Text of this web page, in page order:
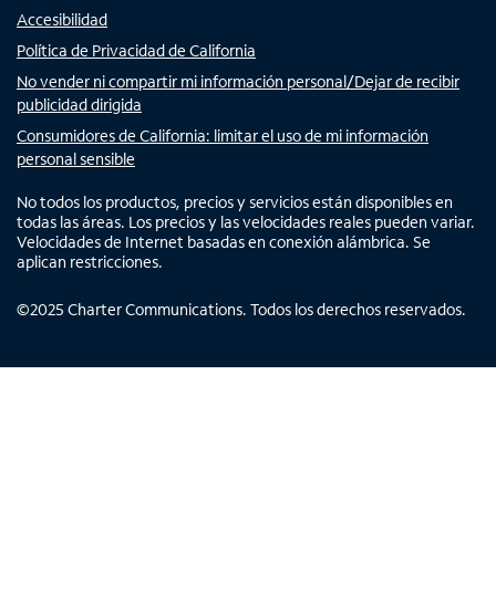
Accesibilidad
Política de Privacidad de California
No vender ni compartir mi información personal/Dejar de recibir
publicidad dirigida
Consumidores de California: limitar el uso de mi información
personal sensible
No todos los productos, precios y servicios están disponibles en
todas las áreas. Los precios y las velocidades reales pueden variar.
Velocidades de Internet basadas en conexión alámbrica. Se
aplican restricciones.
©2025 Charter Communications. Todos los derechos reservados.